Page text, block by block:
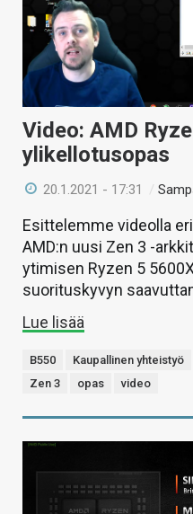
Video: AMD
ylikellotusopas
20.1.2021 - 17:31 /
Esittelemme videolla
AMD:n uusi Zen 3 -
ytimisen Ryzen 5
suorituskyvyn
Lue lisää
B550 Kaupallinen yhteistyö
Zen 3
opas video